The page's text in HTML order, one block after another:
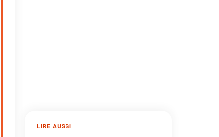
LIRE AUSSI